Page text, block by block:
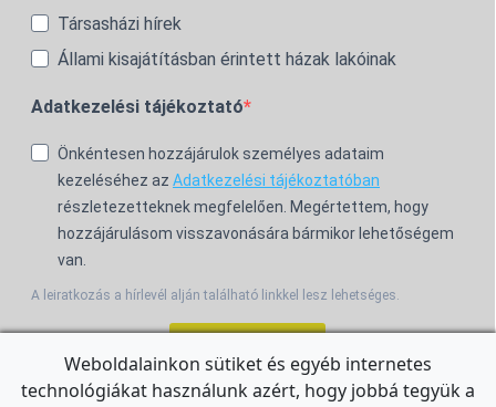
Társasházi hírek
Állami kisajátításban érintett házak lakóinak
Adatkezelési tájékoztató
Önkéntesen hozzájárulok személyes adataim
kezeléséhez az Adatkezelési tájékoztatóban
részletezetteknek megfelelően. Megértettem, hogy
hozzájárulásom visszavonására bármikor lehetőségem
van.
A leiratkozás a hírlevél alján található linkkel lesz lehetséges.
Weboldalainkon sütiket és egyéb internetes
technológiákat használunk azért, hogy jobbá tegyük a